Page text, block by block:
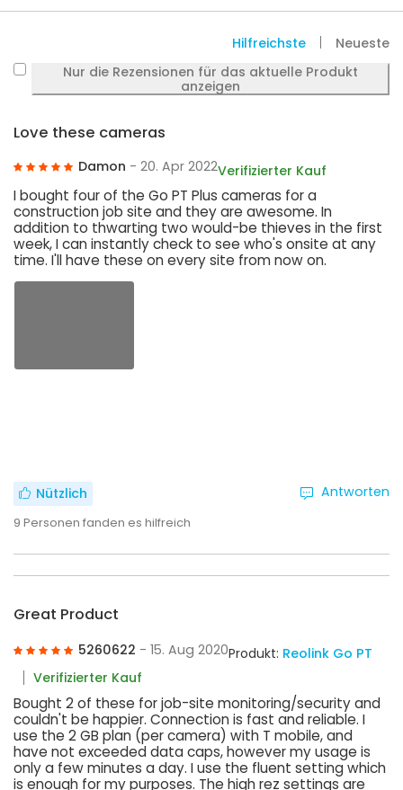
Hilfreichste
Neueste
Nur die Rezensionen für das aktuelle Produkt
anzeigen
Love these cameras
Damon - 20. Apr 2022Verifizierter Kauf
I bought four of the Go PT Plus cameras for a
construction job site and they are awesome. In
addition to thwarting two would-be thieves in the first
week, I can instantly check to see who's onsite at any
time. I'll have these on every site from now on.
Nützlich
9 Personen fanden es hilfreich
Antworten
Great Product
5260622 - 15. Aug 2020Produkt: Reolink Go PT
Verifizierter Kauf
Bought 2 of these for job-site monitoring/security and
couldn't be happier. Connection is fast and reliable. I
use the 2 GB plan (per camera) with T mobile, and
have not exceeded data caps, however my usage is
only a few minutes a day. I use the fluent setting which
is enough for my purposes. The high rez settings are